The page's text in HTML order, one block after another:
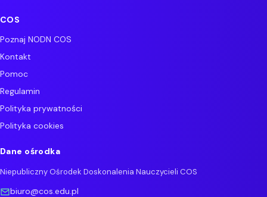
COS
Poznaj NODN COS
Kontakt
Pomoc
Regulamin
Polityka prywatności
Polityka cookies
Dane ośrodka
Niepubliczny Ośrodek Doskonalenia Nauczycieli COS
biuro@cos.edu.pl